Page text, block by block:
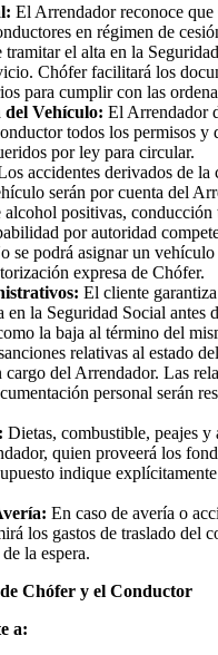
El Arrendador reconoce que
en régimen de
tramitar el alta en la
Chófer facilitará los
para cumplir con las
del Vehículo: El Arrendador
todos los permisos y
por ley para circular.
accidentes derivados de la
serán por cuenta del
alcohol positivas, conducción
por autoridad
se podrá asignar un
expresa de Chófer.
El cliente
en la Seguridad Social antes
la baja al término del
relativas al estado
cargo del Arrendador. Las
personal serán
Dietas, combustible, peajes y
quien proveerá los
indique
En caso de avería o
los gastos de traslado del
la espera.
Chófer y el Conductor
a: